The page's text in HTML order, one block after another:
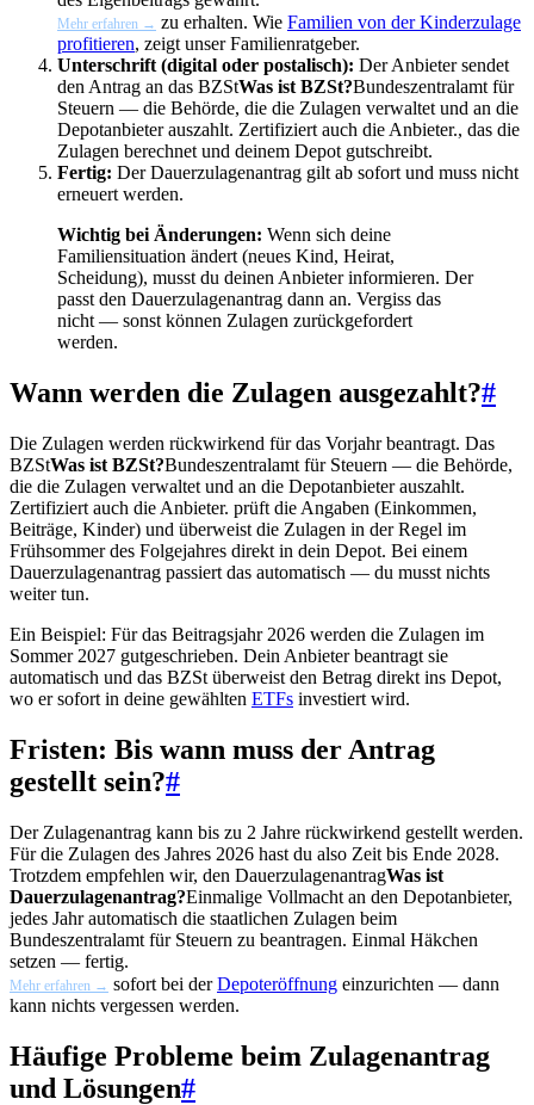
Mehr erfahren → zu erhalten. Wie Familien von der Kinderzulage
profitieren, zeigt unser Familienratgeber.
Unterschrift (digital oder postalisch): Der Anbieter sendet
den Antrag an das BZStWas ist BZSt?Bundeszentralamt für
Steuern — die Behörde, die die Zulagen verwaltet und an die
Depotanbieter auszahlt. Zertifiziert auch die Anbieter., das die
Zulagen berechnet und deinem Depot gutschreibt.
Fertig: Der Dauerzulagenantrag gilt ab sofort und muss nicht
erneuert werden.
Wichtig bei Änderungen: Wenn sich deine
Familiensituation ändert (neues Kind, Heirat,
Scheidung), musst du deinen Anbieter informieren. Der
passt den Dauerzulagenantrag dann an. Vergiss das
nicht — sonst können Zulagen zurückgefordert
werden.
Wann werden die Zulagen ausgezahlt?#
Die Zulagen werden rückwirkend für das Vorjahr beantragt. Das
BZStWas ist BZSt?Bundeszentralamt für Steuern — die Behörde,
die die Zulagen verwaltet und an die Depotanbieter auszahlt.
Zertifiziert auch die Anbieter. prüft die Angaben (Einkommen,
Beiträge, Kinder) und überweist die Zulagen in der Regel im
Frühsommer des Folgejahres direkt in dein Depot. Bei einem
Dauerzulagenantrag passiert das automatisch — du musst nichts
weiter tun.
Ein Beispiel: Für das Beitragsjahr 2026 werden die Zulagen im
Sommer 2027 gutgeschrieben. Dein Anbieter beantragt sie
automatisch und das BZSt überweist den Betrag direkt ins Depot,
wo er sofort in deine gewählten ETFs investiert wird.
Fristen: Bis wann muss der Antrag
gestellt sein?#
Der Zulagenantrag kann bis zu 2 Jahre rückwirkend gestellt werden.
Für die Zulagen des Jahres 2026 hast du also Zeit bis Ende 2028.
Trotzdem empfehlen wir, den DauerzulagenantragWas ist
Dauerzulagenantrag?Einmalige Vollmacht an den Depotanbieter,
jedes Jahr automatisch die staatlichen Zulagen beim
Bundeszentralamt für Steuern zu beantragen. Einmal Häkchen
setzen — fertig.
Mehr erfahren → sofort bei derDepoteröffnung einzurichten — dann
kann nichts vergessen werden.
Häufige Probleme beim Zulagenantrag
und Lösungen#